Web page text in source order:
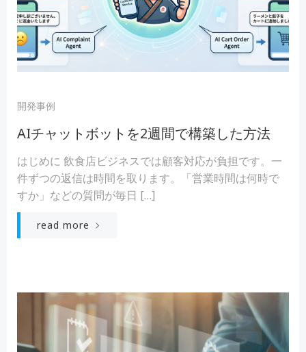
開発事例
AIチャットボットを2週間で構築した方法
はじめに 飲食店ビジネスでは顧客対応が負担です。一
件ずつの返信は時間を取ります。「営業時間は何時で
すか」などの質問が毎日 […]
read more